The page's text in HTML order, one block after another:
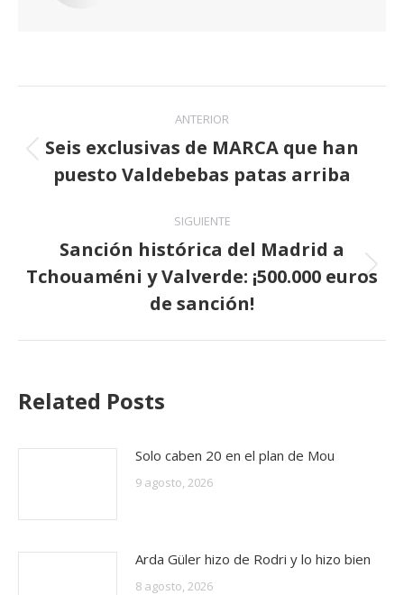
Navegación
entre
publicaciones
ANTERIOR
Publicación
anterior:
Seis exclusivas de MARCA que han
puesto Valdebebas patas arriba
SIGUIENTE
Publicación
siguiente:
Sanción histórica del Madrid a
Tchouaméni y Valverde: ¡500.000 euros
de sanción!
Related Posts
Solo caben 20 en el plan de Mou
9 agosto, 2026
Arda Güler hizo de Rodri y lo hizo bien
8 agosto, 2026